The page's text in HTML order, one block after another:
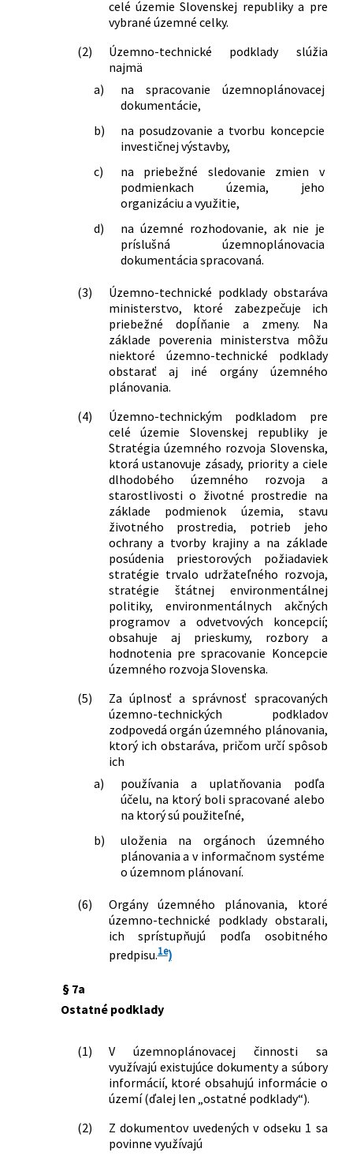
rozvoja Slovenska 2001
Vyhláška Ministerstva dopravy a
výstavby Slovenskej republiky, ktorou
sa mení a dopĺňa vyhláška Ministerstva
životného prostredia Slovenskej
republiky č. 532/2002 Z. z., ktorou sa
ustanovujú podrobnosti o všeobecných
technických požiadavkách na výstavbu
a o všeobecných technických
požiadavkách na stavby užívané
osobami s obmedzenou schopnosťou
pohybu a orientácie
38/2025 Z. z.
Vyhláška Úradu pre územné plánovanie
a výstavbu Slovenskej republiky, ktorou
sa dopĺňa vyhláška Ministerstva
životného prostredia Slovenskej
republiky č. 453/2000 Z. z., ktorou sa
vykonávajú niektoré ustanovenia
stavebného zákona
celé územie Slovenskej republiky a pre
vybrané územné celky.
(2)
Územno-technické podklady slúžia
najmä
a)
na spracovanie územnoplánovacej
dokumentácie,
b)
na posudzovanie a tvorbu koncepcie
investičnej výstavby,
c)
na priebežné sledovanie zmien v
podmienkach územia, jeho
organizáciu a využitie,
d)
na územné rozhodovanie, ak nie je
príslušná územnoplánovacia
dokumentácia spracovaná.
(3)
Územno-technické podklady obstaráva
ministerstvo, ktoré zabezpečuje ich
priebežné dopĺňanie a zmeny. Na
základe poverenia ministerstva môžu
niektoré územno-technické podklady
obstarať aj iné orgány územného
plánovania.
(4)
Územno-technickým podkladom pre
celé územie Slovenskej republiky je
Stratégia územného rozvoja Slovenska,
ktorá ustanovuje zásady, priority a ciele
dlhodobého územného rozvoja a
starostlivosti o životné prostredie na
základe podmienok územia, stavu
životného prostredia, potrieb jeho
ochrany a tvorby krajiny a na základe
posúdenia priestorových požiadaviek
stratégie trvalo udržateľného rozvoja,
stratégie štátnej environmentálnej
politiky, environmentálnych akčných
programov a odvetvových koncepcií;
obsahuje aj prieskumy, rozbory a
hodnotenia pre spracovanie Koncepcie
územného rozvoja Slovenska.
(5)
Za úplnosť a správnosť spracovaných
územno-technických podkladov
zodpovedá orgán územného plánovania,
ktorý ich obstaráva, pričom určí spôsob
ich
a)
používania a uplatňovania podľa
účelu, na ktorý boli spracované alebo
na ktorý sú použiteľné,
b)
uloženia na orgánoch územného
plánovania a v informačnom systéme
o územnom plánovaní.
(6)
Orgány územného plánovania, ktoré
územno-technické podklady obstarali,
ich sprístupňujú podľa osobitného
predpisu.1e)
§ 7a
Ostatné podklady
(1)
V územnoplánovacej činnosti sa
využívajú existujúce dokumenty a súbory
informácií, ktoré obsahujú informácie o
území (ďalej len „ostatné podklady“).
(2)
Z dokumentov uvedených v odseku 1 sa
povinne využívajú